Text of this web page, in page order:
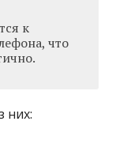
к
что
них: